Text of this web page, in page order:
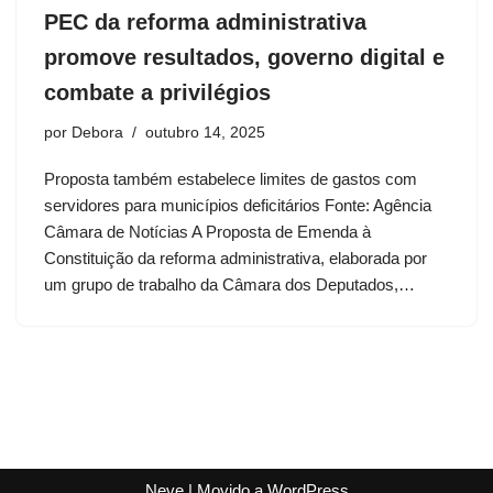
PEC da reforma administrativa
promove resultados, governo digital e
combate a privilégios
por Debora outubro 14, 2025
Proposta também estabelece limites de gastos com
servidores para municípios deficitários Fonte: Agência
Câmara de Notícias A Proposta de Emenda à
Constituição da reforma administrativa, elaborada por
um grupo de trabalho da Câmara dos Deputados,…